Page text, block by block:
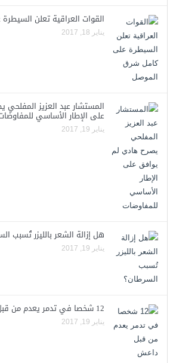
القوات العراقية تعلن
يناير 18, 2017
المستشار عبد العزيز
على الإطار الأساسي
يناير 19, 2017
هل إزالة الشعر بالليزر تُسبب
يناير 19, 2017
12 شخصا في تدمر يعدم من قبل داعش
يناير 19, 2017